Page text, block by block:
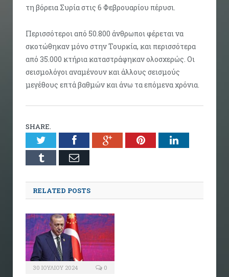
τη βόρεια Συρία στις 6 Φεβρουαρίου πέρυσι.
Περισσότεροι από 50.800 άνθρωποι φέρεται να
σκοτώθηκαν μόνο στην Τουρκία, και περισσότερα
από 35.000 κτήρια καταστράφηκαν ολοσχερώς. Οι
σεισμολόγοι αναμένουν και άλλους σεισμούς
μεγέθους επτά βαθμών και άνω τα επόμενα χρόνια.
SHARE.
TwitterFacebookGoogle+PinterestLinkedIn
Tumblr Email
RELATED POSTS
30 ΙΟΥΛΊΟΥ 2024 0